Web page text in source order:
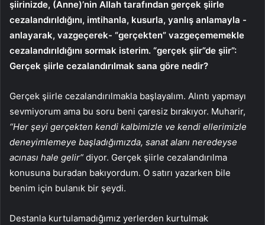
şiirinizde, (Anne)’nin Allah tarafından gerçek şiirle
cezalandırıldığını, imtihanla, kusurla, yanlış anlamayla -
anlayarak, vazgeçerek- “gerçekten” vazgeçememekle
cezalandırıldığını sormak isterim. “gerçek şiir”de şiir”:
Gerçek şiirle cezalandırılmak sana göre nedir?
Gerçek şiirle cezalandırılmakla başlayalım. Alıntı yapmayı
sevmiyorum ama bu soru beni çaresiz bırakıyor. Muharir,
“Her şeyi gerçekten kendi kalbimizle ve kendi ellerimizle
deneyimlemeye başladığımızda, sanat alanı neredeyse
acınası hale gelir” diyor. Gerçek şiirle cezalandırılma
konusuna buradan bakıyordum. O satırı yazarken bile
benim için bulanık bir şeydi.
Destanla kurtulamadığımız yerlerden kurtulmak